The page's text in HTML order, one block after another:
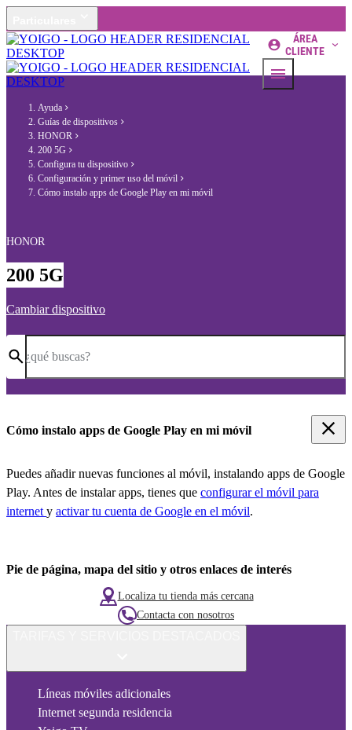
ÁREA
CLIENTE
Ayuda
Guías de dispositivos
HONOR
200 5G
Configura tu dispositivo
Configuración y primer uso del móvil
Cómo instalo apps de Google Play en mi móvil
HONOR
200 5G
Cambiar dispositivo
¿qué buscas?
Cómo instalo apps de Google Play en mi móvil
Puedes añadir nuevas funciones al móvil, instalando apps de Google
Play. Antes de instalar apps, tienes que configurar el móvil para
internet y activar tu cuenta de Google en el móvil.
Pie de página, mapa del sitio y otros enlaces de interés
Localiza tu tienda más cercana
Contacta con nosotros
Líneas móviles adicionales
Internet segunda residencia